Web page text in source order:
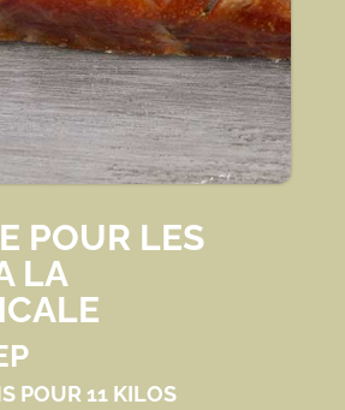
POUR LES
LA
POUR 11 KILOS